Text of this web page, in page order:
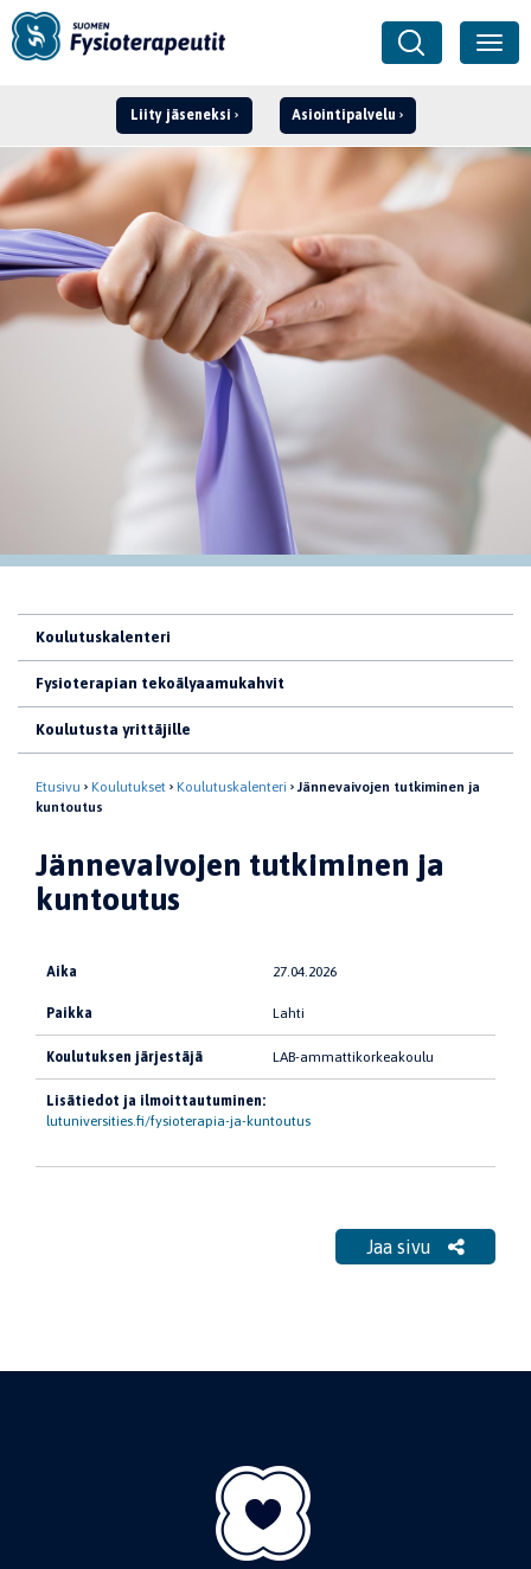
Liity jäseneksi Asiointipalvelu
Kirjaudu ›
Koulutuskalenteri
Fysioterapian tekoälyaamukahvit
Koulutusta yrittäjille
Etusivu Koulutukset Koulutuskalenteri
Jännevaivojen tutkiminen ja
kuntoutus
Jännevaivojen tutkiminen ja
kuntoutus
Aika 27.04.2026
Paikka Lahti
Koulutuksen järjestäjä LAB-ammattikorkeakoulu
Lisätiedot ja ilmoittautuminen:
lutuniversities.fi/fysioterapia-ja-kuntoutus
Jaa sivu